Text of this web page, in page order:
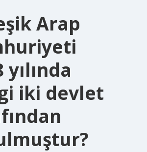
Arap
yılında
iki devlet